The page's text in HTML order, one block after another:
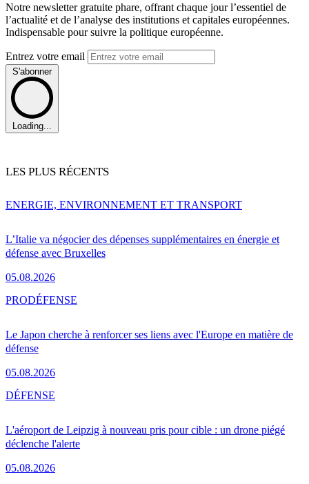
Notre newsletter gratuite phare, offrant chaque jour l’essentiel de
l’actualité et de l’analyse des institutions et capitales européennes.
Indispensable pour suivre la politique européenne.
Entrez votre email
S'abonner
Loading...
LES PLUS RÉCENTS
L’Italie va négocier des dépenses supplémentaires en énergie et
défense avec Bruxelles
05.08.2026
ENERGIE, ENVIRONNEMENT ET TRANSPORT
Le Japon cherche à renforcer ses liens avec l'Europe en matière de
défense
05.08.2026
PRODÉFENSE
L'aéroport de Leipzig à nouveau pris pour cible : un drone piégé
déclenche l'alerte
05.08.2026
DÉFENSE